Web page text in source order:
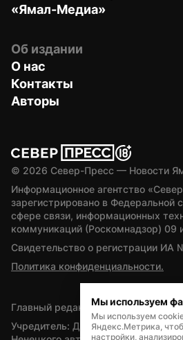
«Ямал-Медиа»
Об издании
О нас
Контакты
Авторы
© 2026 Север-Пресс — Новости
Информационное агентство
зарегистрировано в Федеральной
сфере связи, информационных
коммуникаций (Роскомнадзор) 09
Свидетельство о регистрации
Политика конфиденциальности.
Главный редактор — А.Л. Поздеев
Учредитель: Департамент
Мы используем
Мы используем
Яндекс.Метрика,
настройки,